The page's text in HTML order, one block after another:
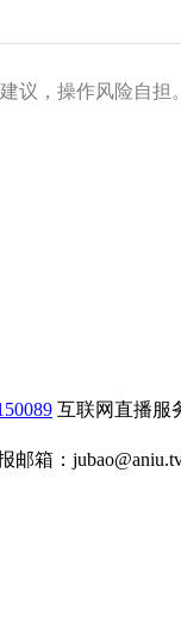
议，操作风险自担。
互联网直播服
邮箱：